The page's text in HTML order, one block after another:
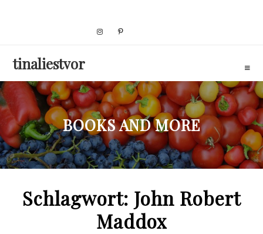
tinaliestvor
BOOKS AND MORE
Schlagwort: John Robert
Maddox